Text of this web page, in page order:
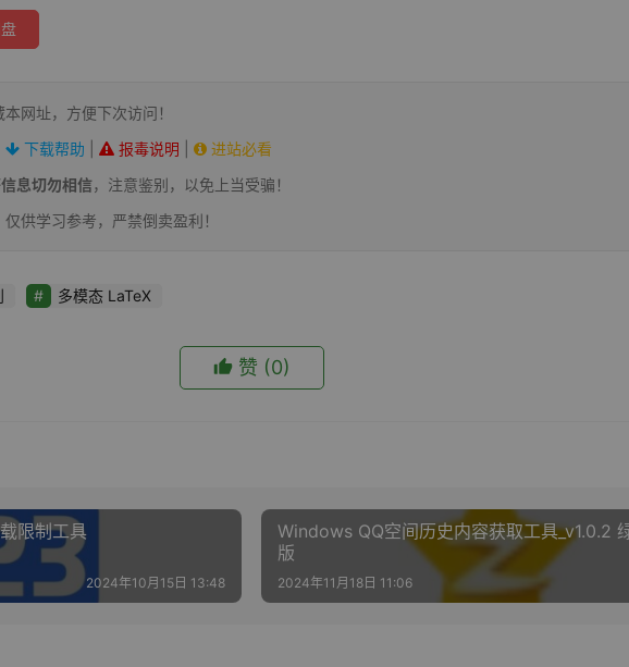
网址，方便下次访问！
下载帮助 报毒说明
进站必看
息切勿相信，注意鉴别，以免上当受骗！
供学习参考，严禁倒卖盈利！
多模态 LaTeX
赞 (0)
限制工具
2024年10月15日 13:48
Windows QQ空间历史内容获取工具_v1.0.2
版
2024年11月18日 11:06